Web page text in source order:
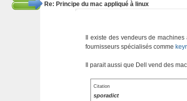
Re: Principe du mac appliqué à linux
Il existe des vendeurs de
fournisseurs spécialisés comme
Il parait aussi que Dell vend des
Citation
sporadict